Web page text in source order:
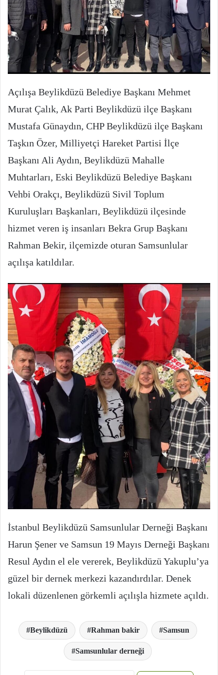
Açılışa Beylikdüzü Belediye Başkanı Mehmet
Murat Çalık, Ak Parti Beylikdüzü ilçe Başkanı
Mustafa Günaydın, CHP Beylikdüzü ilçe Başkanı
Taşkın Özer, Milliyetçi Hareket Partisi İlçe
Başkanı Ali Aydın, Beylikdüzü Mahalle
Muhtarları, Eski Beylikdüzü Belediye Başkanı
Vehbi Orakçı, Beylikdüzü Sivil Toplum
Kuruluşları Başkanları, Beylikdüzü ilçesinde
hizmet veren iş insanları Bekra Grup Başkanı
Rahman Bekir, ilçemizde oturan Samsunlular
açılışa katıldılar.
İstanbul Beylikdüzü Samsunlular Derneği Başkanı
Harun Şener ve Samsun 19 Mayıs Derneği Başkanı
Resul Aydın el ele vererek, Beylikdüzü Yakuplu’ya
güzel bir dernek merkezi kazandırdılar. Denek
lokali düzenlenen görkemli açılışla hizmete açıldı.
Beylikdüzü Rahman bakir Samsun
Samsunlular derneği